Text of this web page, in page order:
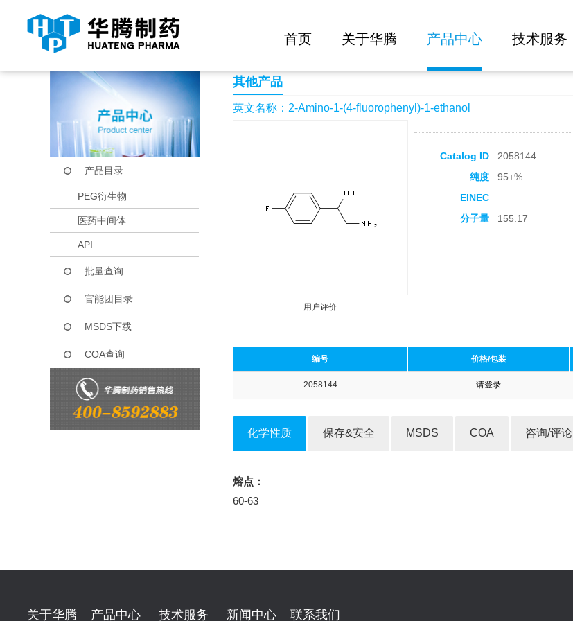
首页 关于华腾 产品中心 技术服务
当前位置： 首页 产品中心 2-Amino-1-(4-fluorophenyl)-1-ethanol
产品目录
PEG衍生物
医药中间体
API
批量查询
官能团目录
MSDS下载
COA查询
其他产品
英文名称：2-Amino-1-(4-fluorophenyl)-1-ethanol
用户评价
Catalog ID 2058144
纯度
95+%
EINEC
分子量
155.17
编号 价格/包装
2058144 请登录
化学性质 保存&安全 MSDS COA 咨询/评论
熔点：
60-63
关于华腾 产品中心 技术服务 新闻中心 联系我们